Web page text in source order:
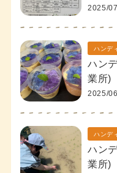
2025/
ハンデ
ハン
業所)
2025/
ハンデ
ハン
業所)